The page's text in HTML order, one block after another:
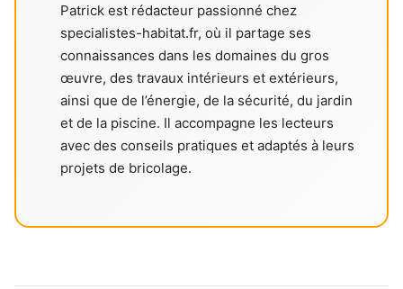
Patrick est rédacteur passionné chez
specialistes-habitat.fr, où il partage ses
connaissances dans les domaines du gros
œuvre, des travaux intérieurs et extérieurs,
ainsi que de l’énergie, de la sécurité, du jardin
et de la piscine. Il accompagne les lecteurs
avec des conseils pratiques et adaptés à leurs
projets de bricolage.